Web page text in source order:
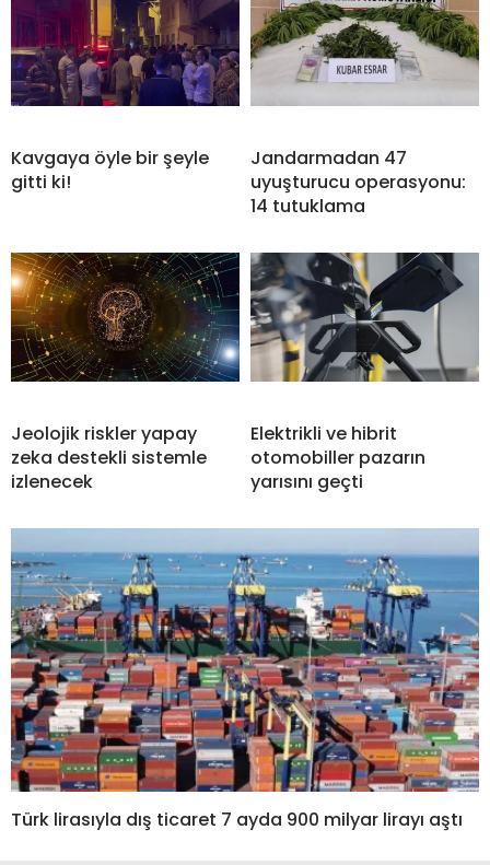
Kavgaya öyle bir şeyle
gitti ki!
Jandarmadan 47
uyuşturucu operasyonu:
14 tutuklama
Jeolojik riskler yapay
zeka destekli sistemle
izlenecek
Elektrikli ve hibrit
otomobiller pazarın
yarısını geçti
Türk lirasıyla dış ticaret 7 ayda 900 milyar lirayı aştı